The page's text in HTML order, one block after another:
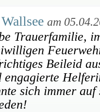
am
Trauerfamilie,
Beileid
engagierte
sich immer auf